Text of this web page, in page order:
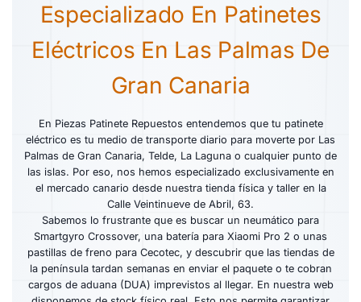
Especializado En Patinetes
Eléctricos En Las Palmas De
Gran Canaria
En Piezas Patinete Repuestos entendemos que tu patinete
eléctrico es tu medio de transporte diario para moverte por Las
Palmas de Gran Canaria, Telde, La Laguna o cualquier punto de
las islas. Por eso, nos hemos especializado exclusivamente en
el mercado canario desde nuestra tienda física y taller en la
Calle Veintinueve de Abril, 63.
Sabemos lo frustrante que es buscar un neumático para
Smartgyro Crossover, una batería para Xiaomi Pro 2 o unas
pastillas de freno para Cecotec, y descubrir que las tiendas de
la península tardan semanas en enviar el paquete o te cobran
cargos de aduana (DUA) imprevistos al llegar. En nuestra web